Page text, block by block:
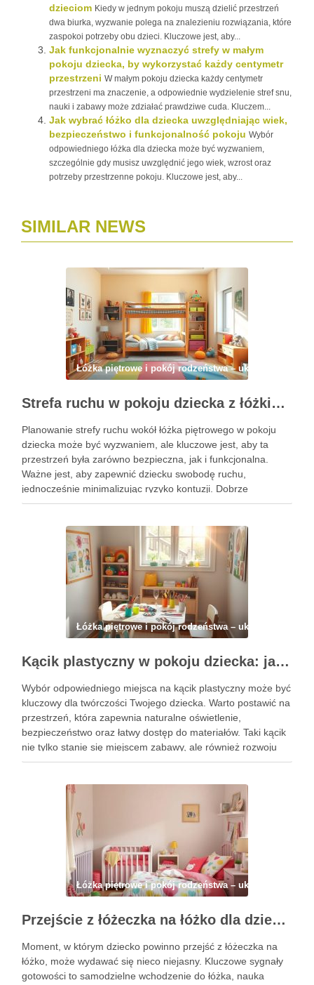
dzieciom Kiedy w jednym pokoju muszą dzielić przestrzeń
dwa biurka, wyzwanie polega na znalezieniu rozwiązania, które
zaspokoi potrzeby obu dzieci. Kluczowe jest, aby...
Jak funkcjonalnie wyznaczyć strefy w małym
pokoju dziecka, by wykorzystać każdy centymetr
przestrzeni W małym pokoju dziecka każdy centymetr
przestrzeni ma znaczenie, a odpowiednie wydzielenie stref snu,
nauki i zabawy może zdziałać prawdziwe cuda. Kluczem...
Jak wybrać łóżko dla dziecka uwzględniając wiek,
bezpieczeństwo i funkcjonalność pokoju Wybór
odpowiedniego łóżka dla dziecka może być wyzwaniem,
szczególnie gdy musisz uwzględnić jego wiek, wzrost oraz
potrzeby przestrzenne pokoju. Kluczowe jest, aby...
SIMILAR NEWS
Łóżka piętrowe i pokój rodzeństwa – układ, strefy,
Strefa ruchu w pokoju dziecka z łóżkiem piętrowym – jak zaplanować bezpieczną i funkcjonalną przestrzeń do zabawy i aktywności
Planowanie strefy ruchu wokół łóżka piętrowego w pokoju
dziecka może być wyzwaniem, ale kluczowe jest, aby ta
przestrzeń była zarówno bezpieczna, jak i funkcjonalna.
Ważne jest, aby zapewnić dziecku swobodę ruchu,
jednocześnie minimalizując ryzyko kontuzji. Dobrze
zorganizowana strefa sprzyja nie tylko zabawie, ale także
Łóżka piętrowe i pokój rodzeństwa – układ, strefy,
Kącik plastyczny w pokoju dziecka: jak zorganizować funkcjonalną i inspirującą przestrzeń twórczą
Wybór odpowiedniego miejsca na kącik plastyczny może być
kluczowy dla twórczości Twojego dziecka. Warto postawić na
przestrzeń, która zapewnia naturalne oświetlenie,
bezpieczeństwo oraz łatwy dostęp do materiałów. Taki kącik
nie tylko stanie się miejscem zabawy, ale również rozwoju
kreatywności, dlatego warto poświęcić chwilę na jego
przestrzeni …
Łóżka piętrowe i pokój rodzeństwa – układ, strefy,
Przejście z łóżeczka na łóżko dla dziecka: kiedy zacząć, jak przygotować i zadbać o bezpieczeństwo
Moment, w którym dziecko powinno przejść z łóżeczka na
łóżko, może wydawać się nieco niejasny. Kluczowe sygnały
gotowości to samodzielne wchodzenie do łóżka, nauka